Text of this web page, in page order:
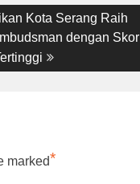
Kota Serang Raih
dengan Skor
marked*